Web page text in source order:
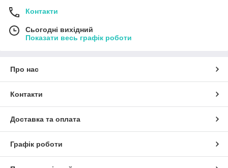
Контакти
Сьогодні вихідний
Показати весь графік роботи
Про нас
Контакти
Доставка та оплата
Графік роботи